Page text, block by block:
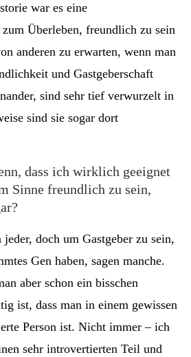
war es eine
Überleben, freundlich zu sein
anderen zu erwarten, wenn man
und Gastgeberschaft
sind sehr tief verwurzelt in
sind sie sogar dort
dass ich wirklich geeignet
Sinne freundlich zu sein,
doch um Gastgeber zu sein,
Gen haben, sagen manche.
aber schon ein bisschen
ist, dass man in einem gewissen
Person ist. Nicht immer – ich
sehr introvertierten Teil und